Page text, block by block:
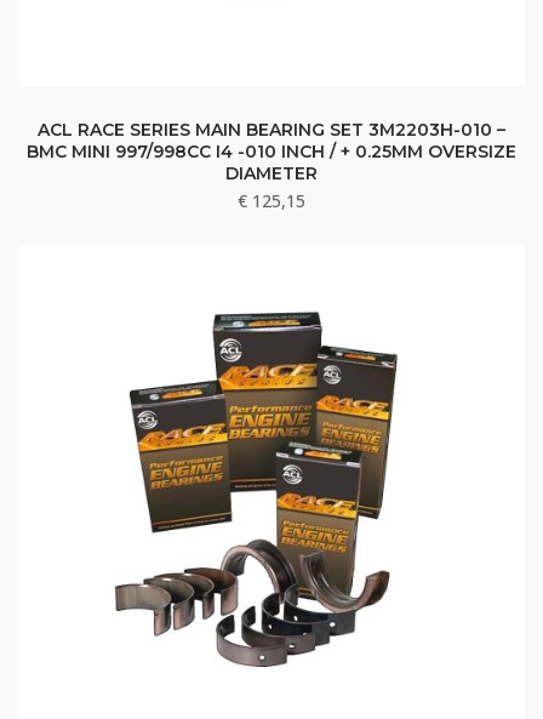
ACL RACE SERIES MAIN BEARING SET 3M2203H-010 –
BMC MINI 997/998CC I4 -010 INCH / + 0.25MM OVERSIZE
DIAMETER
€ 125,15